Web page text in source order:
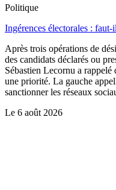
Politique
Ingérences électorales :
Après trois opérations de
des candidats déclarés ou
Sébastien Lecornu a
une priorité. La gauche
sanctionner les réseaux
Le 6 août 2026